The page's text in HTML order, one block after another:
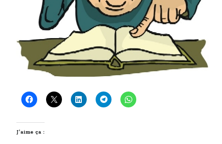
J’aime ça :